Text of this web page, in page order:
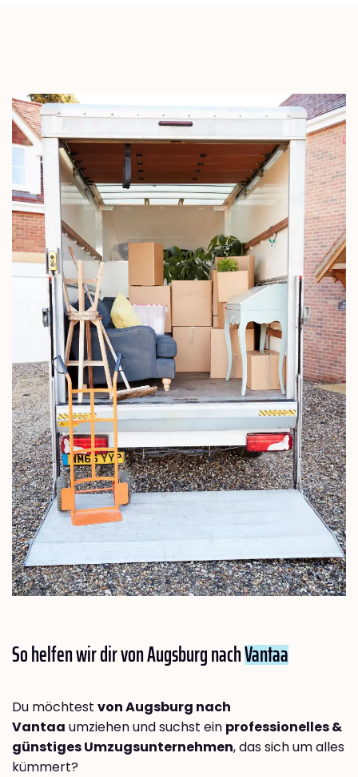
So helfen wir dir von Augsburg nachVantaa
Du möchtest von Augsburg nach
Vantaa umziehen und suchst ein professionelles &
günstiges Umzugsunternehmen, das sich um alles
kümmert?